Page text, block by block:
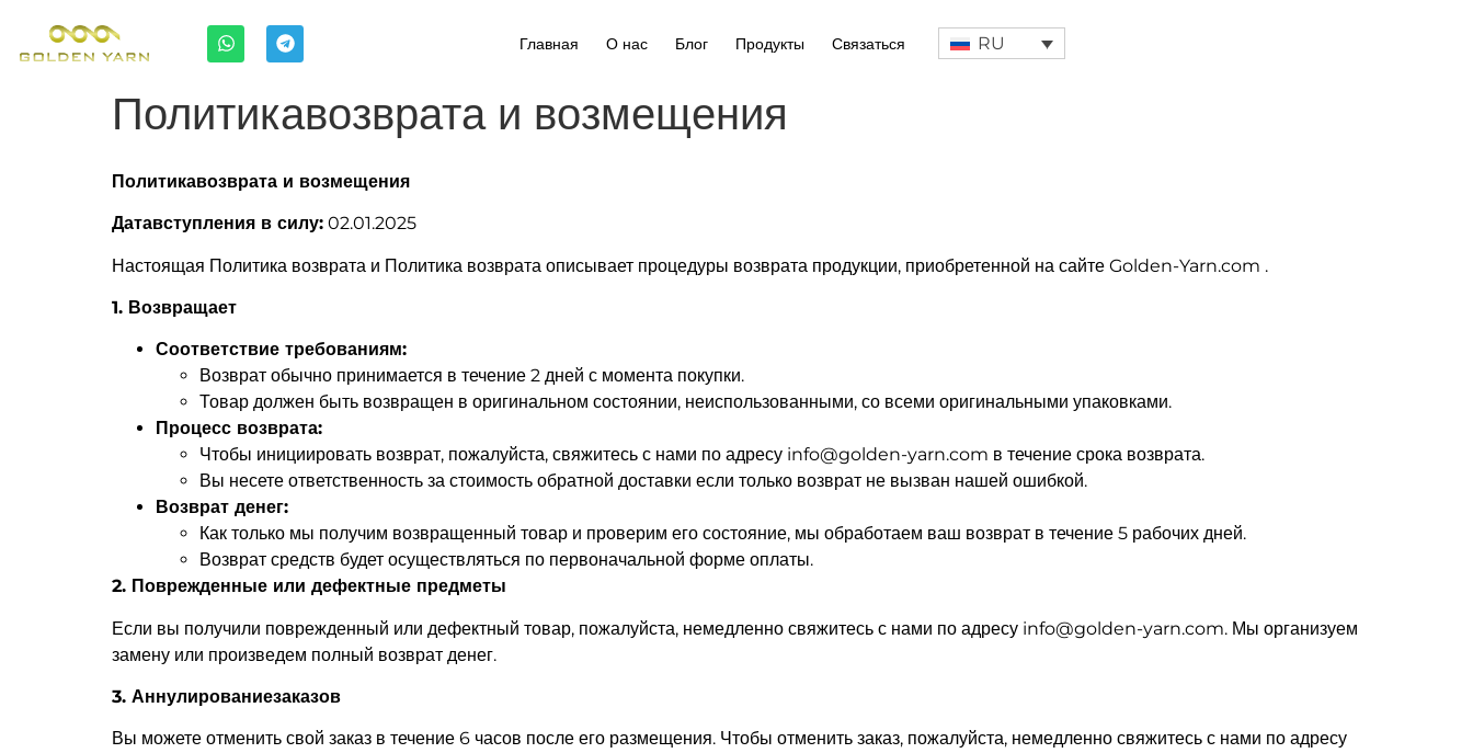
Главная О нас Блог Продукты Связаться RU
Политикавозврата и возмещения
Политикавозврата и возмещения
Датавступления в силу: 02.01.2025
Настоящая Политика возврата и Политика возврата описывает процедуры возврата продукции, приобретенной на сайте Golden-Yarn.com .
1. Возвращает
Соответствие требованиям:
Возврат обычно принимается в течение 2 дней с момента покупки.
Товар должен быть возвращен в оригинальном состоянии, неиспользованными, со всеми оригинальными упаковками.
Процесс возврата:
Чтобы инициировать возврат, пожалуйста, свяжитесь с нами по адресу info@golden-yarn.com в течение срока возврата.
Вы несете ответственность за стоимость обратной доставки если только возврат не вызван нашей ошибкой.
Возврат денег:
Как только мы получим возвращенный товар и проверим его состояние, мы обработаем ваш возврат в течение 5 рабочих дней.
Возврат средств будет осуществляться по первоначальной форме оплаты.
2. Поврежденные или дефектные предметы
Если вы получили поврежденный или дефектный товар, пожалуйста, немедленно свяжитесь с нами по адресу info@golden-yarn.com. Мы организуем
замену или произведем полный возврат денег.
3. Аннулированиезаказов
Вы можете отменить свой заказ в течение 6 часов после его размещения. Чтобы отменить заказ, пожалуйста, немедленно свяжитесь с нами по адресу